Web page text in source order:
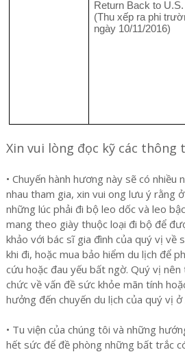
Return Back to
(Thu xếp ra phi
ngày 10/11/2016)
Xin vui lòng đọc kỹ các thông
• Chuyến hành hương này sẽ có nhiều
nhau tham gia, xin vui ong lưu ý rằng
những lúc phải đi bộ leo dốc và leo
mang theo giày thuộc loại đi bộ để
khảo với bác sĩ gia đình của quý vị về
khi đi, hoặc mua bảo hiểm du lịch để
cứu hoặc đau yếu bất ngờ. Quý vị
chức về vấn đề sức khỏe mãn tính
hưởng đến chuyến du lịch của quý vị ở
• Tu viện của chúng tôi và những
hết sức để đề phòng những bất trắc